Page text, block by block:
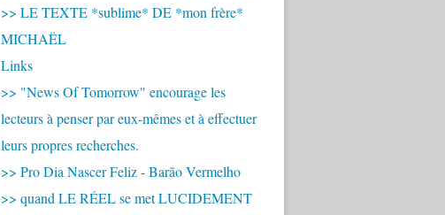
>> LE TEXTE *sublime* DE *mon frère*
MICHAËL
Links
>> "News Of Tomorrow" encourage les
lecteurs à penser par eux-mêmes et à effectuer
leurs propres recherches.
>> Pro Dia Nascer Feliz - Barão Vermelho
>> quand LE RÉEL se met LUCIDEMENT